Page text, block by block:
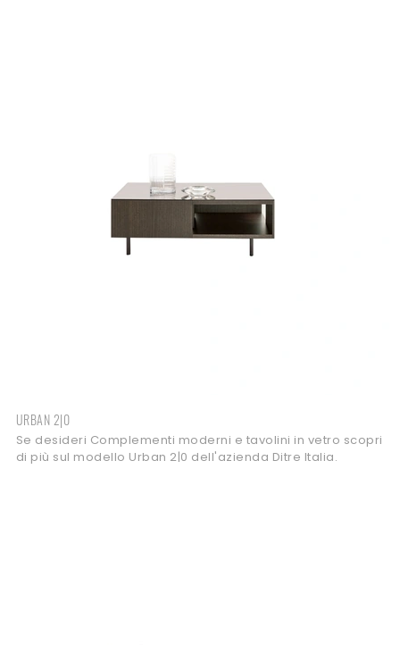
URBAN 2|0
Se desideri Complementi moderni e tavolini in vetro scopri
di più sul modello Urban 2|0 dell'azienda Ditre Italia.